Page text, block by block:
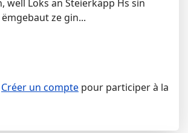
well Loks an Steierkäpp Hs sin
ëmgebaut ze gin...
Créer un compte pour participer à la